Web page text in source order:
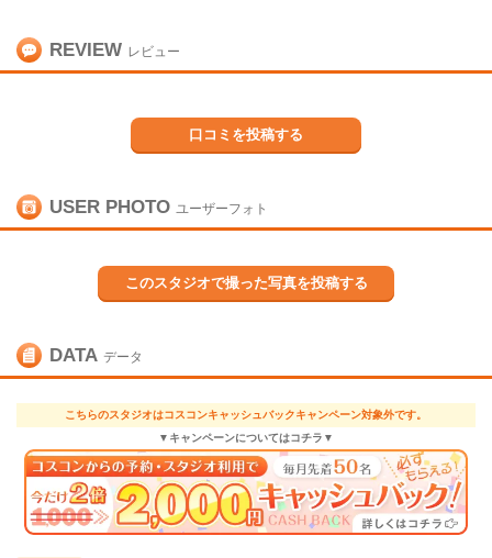
REVIEW レビュー
口コミを投稿する
USER PHOTO ユーザーフォト
このスタジオで撮った写真を投稿する
DATA データ
こちらのスタジオはコスコンキャッシュバックキャンペーン対象外です。
▼キャンペーンについてはコチラ▼